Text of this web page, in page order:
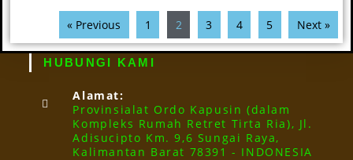
« Previous 1 2 3 4 5 Next »
HUBUNGI KAMI
Alamat:
Provinsialat Ordo Kapusin (dalam
Kompleks Rumah Retret Tirta Ria), Jl.
Adisucipto Km. 9,6 Sungai Raya,
Kalimantan Barat 78391 - INDONESIA